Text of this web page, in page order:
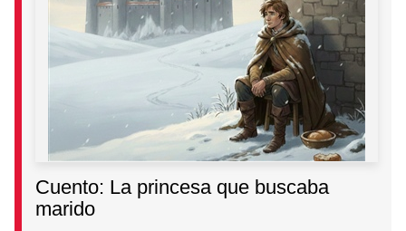
Cuento: La princesa que buscaba
marido